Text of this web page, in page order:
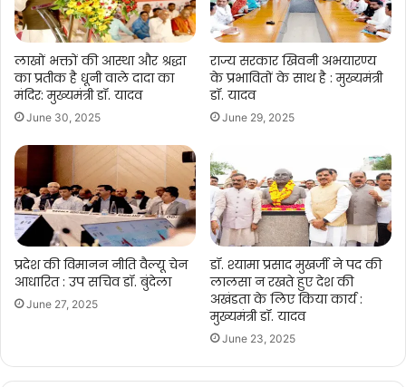
लाखों भक्तों की आस्था और श्रद्धा
का प्रतीक है धूनी वाले दादा का
मंदिर: मुख्यमंत्री डॉ. यादव
June 30, 2025
राज्य सरकार खिवनी अभयारण्य
के प्रभावितों के साथ है : मुख्यमंत्री
डॉ. यादव
June 29, 2025
प्रदेश की विमानन नीति वैल्यू चेन
आधारित : उप सचिव डॉ. बुंदेला
June 27, 2025
डॉ. श्यामा प्रसाद मुखर्जी ने पद की
लालसा न रखते हुए देश की
अखंडता के लिए किया कार्य :
मुख्यमंत्री डॉ. यादव
June 23, 2025